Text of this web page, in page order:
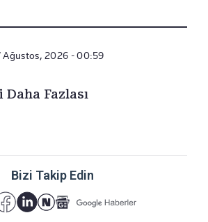
Ağustos, 2026 - 00:59
Fazlası
Bizi Takip Edin